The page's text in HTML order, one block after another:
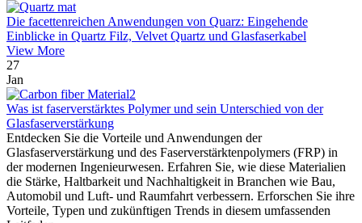
Die facettenreichen Anwendungen von Quarz: Eingehende
Einblicke in Quartz Filz, Velvet Quartz und Glasfaserkabel
View More
27
Jan
Was ist faserverstärktes Polymer und sein Unterschied von der
Glasfaserverstärkung
Entdecken Sie die Vorteile und Anwendungen der
Glasfaserverstärkung und des Faserverstärktenpolymers (FRP) in
der modernen Ingenieurwesen. Erfahren Sie, wie diese Materialien
die Stärke, Haltbarkeit und Nachhaltigkeit in Branchen wie Bau,
Automobil und Luft- und Raumfahrt verbessern. Erforschen Sie ihre
Vorteile, Typen und zukünftigen Trends in diesem umfassenden